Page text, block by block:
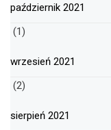
październik 2021
(1)
wrzesień 2021
(2)
sierpień 2021